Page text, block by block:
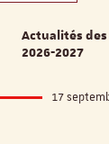
Actualités des
2026-2027
17